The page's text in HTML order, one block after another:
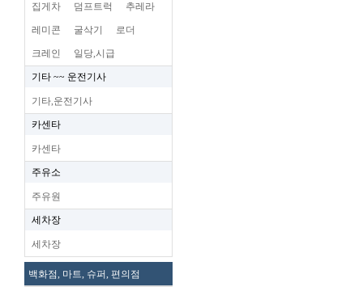
집게차 덤프트럭 추레라
레미콘 굴삭기 로더
크레인 일당,시급
기타 ~~ 운전기사
기타,운전기사
카센타
카센타
주유소
주유원
세차장
세차장
백화점, 마트, 슈퍼, 편의점